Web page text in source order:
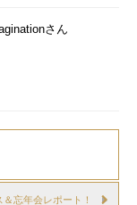
さん
忘年会レポート！